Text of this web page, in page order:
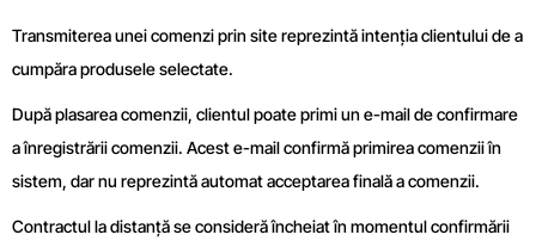
Transmiterea unei comenzi prin site reprezintă intenția clientului de a
cumpăra produsele selectate.
După plasarea comenzii, clientul poate primi un e-mail de confirmare
a înregistrării comenzii. Acest e-mail confirmă primirea comenzii în
sistem, dar nu reprezintă automat acceptarea finală a comenzii.
Contractul la distanță se consideră încheiat în momentul confirmării